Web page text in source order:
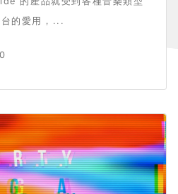
的愛用，...